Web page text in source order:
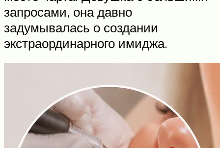
запросами, она давно
задумывалась о создании
экстраординарного имиджа.